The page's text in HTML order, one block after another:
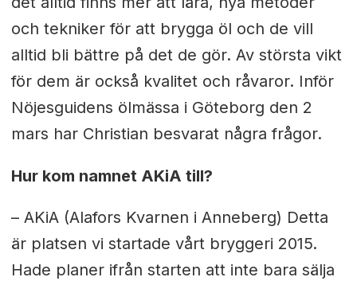
och tekniker för att brygga öl och de vill
alltid bli bättre på det de gör. Av största vikt
för dem är också kvalitet och råvaror. Inför
Nöjesguidens ölmässa i Göteborg den 2
mars har Christian besvarat några frågor.
Hur kom namnet AKiA till?
– AKiA (Alafors Kvarnen i Anneberg) Detta
är platsen vi startade vårt bryggeri 2015.
Hade planer ifrån starten att inte bara sälja